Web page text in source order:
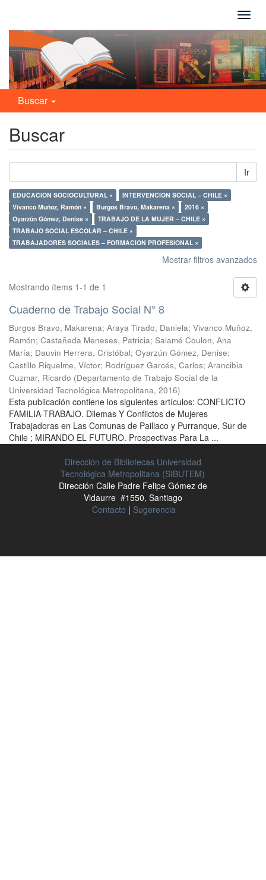
Buscar
Buscar
Ir
EDUCACION SOCIOCULTURAL ×
INTERVENCION SOCIAL – CHILE ×
Vivanco Muñoz, Ramón ×
Burgos Bravo, Makarena ×
2016 ×
Oyarzún Gómez, Denise ×
TRABAJO DE LA MUJER – CHILE ×
TRABAJO SOCIAL ESCOLAR – CHILE ×
TRABAJADORES SOCIALES – FORMACION PROFESIONAL ×
Mostrar filtros avanzados
Mostrando ítems 1-1 de 1
Cuaderno de Trabajo Social N° 8
Burgos Bravo, Makarena; Araya Tirado, Daniela; Vivanco Muñoz,
Ramón; Castañeda Meneses, Patricia; Salamé Coulon, Ana
María; Dauvin Herrera, Cristóbal; Oyarzún Gómez, Denise;
Castillo Riquelme, Víctor; Rodríguez Garcés, Carlos; Arancibia
Cuzmar, Ricardo (Departamento de Trabajo Social de la
Universidad Tecnológica Metropolitana, 2016)
Esta publicación contiene los siguientes artículos: CONFLICTO
FAMILIA-TRABAJO. Dilemas Y Conflictos de Mujeres
Trabajadoras en Las Comunas de Paillaco y Purranque, Sur de
Chile ; MIRANDO EL FUTURO. Prospectivas Para La ...
Dirección de Bibliotecas Universidad
Tecnológica Metropolitana (SIBUTEM)
Dirección Calle Padre Felipe Gómez de
Vidaurre #1550, Santiago
Contacto | Sugerencia